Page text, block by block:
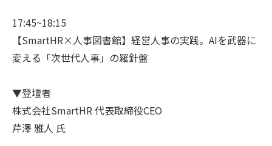
17:45~18:15
【SmartHR×人事図書館】経営人事の実践。AIを武器に
変える「次世代人事」の羅針盤
▼登壇者
株式会社SmartHR 代表取締役CEO
芹澤 雅人 氏